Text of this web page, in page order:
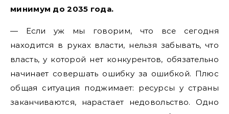
минимум до 2035 года.
— Если уж мы говорим, что все сегодня
находится в руках власти, нельзя забывать, что
власть, у которой нет конкурентов, обязательно
начинает совершать ошибку за ошибкой. Плюс
общая ситуация поджимает: ресурсы у страны
заканчиваются, нарастает недовольство. Одно